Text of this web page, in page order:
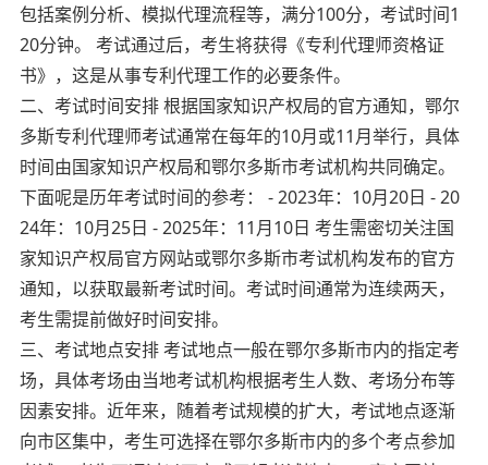
包括案例分析、模拟代理流程等，满分100分，考试时间1
20分钟。 考试通过后，考生将获得《专利代理师资格证
书》，这是从事专利代理工作的必要条件。
二、考试时间安排 根据国家知识产权局的官方通知，鄂尔
多斯专利代理师考试通常在每年的10月或11月举行，具体
时间由国家知识产权局和鄂尔多斯市考试机构共同确定。
下面呢是历年考试时间的参考： - 2023年：10月20日 - 20
24年：10月25日 - 2025年：11月10日 考生需密切关注国
家知识产权局官方网站或鄂尔多斯市考试机构发布的官方
通知，以获取最新考试时间。考试时间通常为连续两天，
考生需提前做好时间安排。
三、考试地点安排 考试地点一般在鄂尔多斯市内的指定考
场，具体考场由当地考试机构根据考生人数、考场分布等
因素安排。近年来，随着考试规模的扩大，考试地点逐渐
向市区集中，考生可选择在鄂尔多斯市内的多个考点参加